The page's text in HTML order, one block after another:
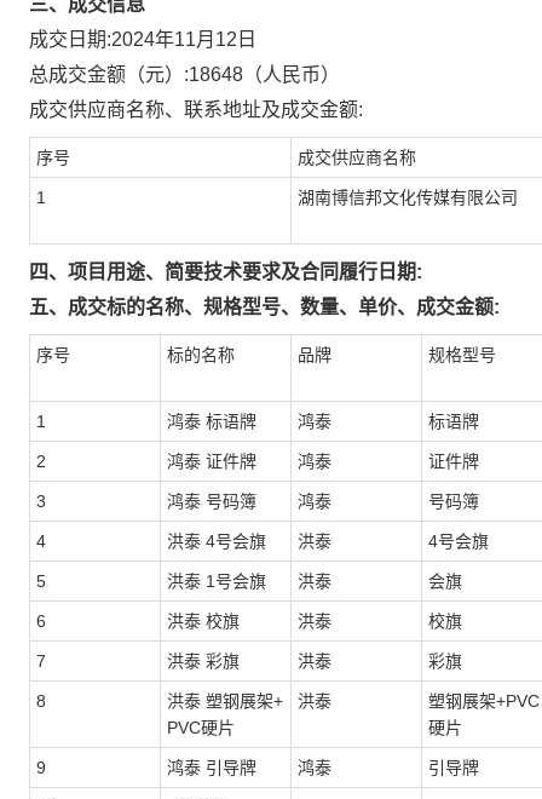
三、成交信息
成交日期:2024年11月12日
总成交金额（元）:18648 （人民币）
成交供应商名称、联系地址及成交金额:
序号 成交供应商名称
1 湖南博信邦文化传媒有限公司
四、项目用途、简要技术要求及合同履行日期:
五、成交标的名称、规格型号、数量、单价、成交金额:
序号 标的名称 品牌 规格型号
1 鸿泰 标语牌 鸿泰 标语牌
2 鸿泰 证件牌 鸿泰 证件牌
3 鸿泰 号码簿 鸿泰 号码簿
4 洪泰 4号会旗 洪泰 4号会旗
5 洪泰 1号会旗 洪泰 会旗
6 洪泰 校旗 洪泰 校旗
7 洪泰 彩旗 洪泰 彩旗
8
洪泰 塑钢展架+
PVC硬片
洪泰
塑钢展架+PVC
硬片
9 鸿泰 引导牌 鸿泰 引导牌